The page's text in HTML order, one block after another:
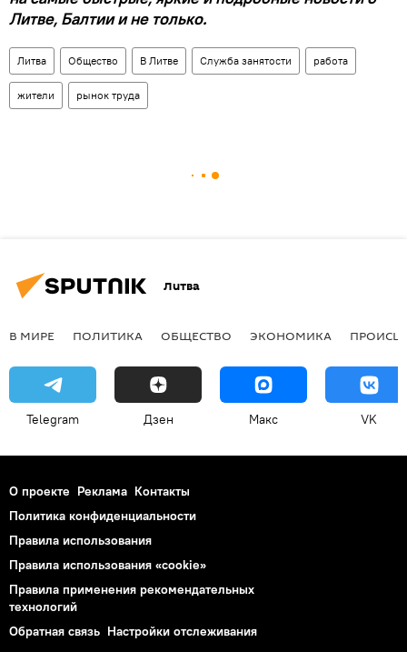
Литве, Балтии и не только.
Литва Общество В Литве Служба занятости работа
жители рынок труда
Литва
В МИРЕ ПОЛИТИКА ОБЩЕСТВО ЭКОНОМИКА
Telegram Дзен Макс VK
О проекте Реклама Контакты
Политика конфиденциальности
Правила использования
Правила использования «cookie»
Правила применения рекомендательных
технологий
Обратная связь Настройки отслеживания